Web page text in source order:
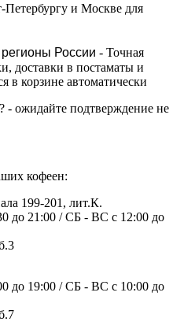
Петербургу и Москве для
России - Точная
доставки в постаматы и
в корзине автоматически
- ожидайте подтверждение не
кофеен:
199-201, лит.К.
до 21:00 / СБ - ВС с 12:00 до
до 19:00 / СБ - ВС с 10:00 до